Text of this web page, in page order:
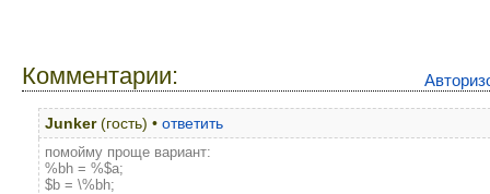
Комментарии:
Junker(гость) • ответить
помойму проще вариант:
%bh = %$a;
$b = \%bh;